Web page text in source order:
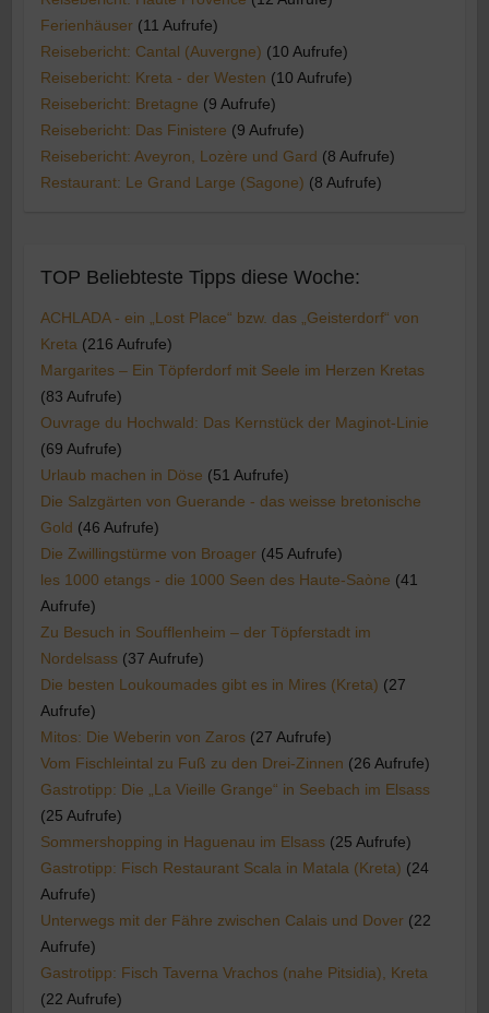
Ferienhäuser (11 Aufrufe)
Reisebericht: Cantal (Auvergne) (10 Aufrufe)
Reisebericht: Kreta - der Westen (10 Aufrufe)
Reisebericht: Bretagne (9 Aufrufe)
Reisebericht: Das Finistere (9 Aufrufe)
Reisebericht: Aveyron, Lozère und Gard (8 Aufrufe)
Restaurant: Le Grand Large (Sagone) (8 Aufrufe)
TOP Beliebteste Tipps diese Woche:
ACHLADA - ein „Lost Place“ bzw. das „Geisterdorf“ von
Kreta (216 Aufrufe)
Margarites – Ein Töpferdorf mit Seele im Herzen Kretas
(83 Aufrufe)
Ouvrage du Hochwald: Das Kernstück der Maginot-Linie
(69 Aufrufe)
Urlaub machen in Döse (51 Aufrufe)
Die Salzgärten von Guerande - das weisse bretonische
Gold (46 Aufrufe)
Die Zwillingstürme von Broager (45 Aufrufe)
les 1000 etangs - die 1000 Seen des Haute-Saòne (41
Aufrufe)
Zu Besuch in Soufflenheim – der Töpferstadt im
Nordelsass (37 Aufrufe)
Die besten Loukoumades gibt es in Mires (Kreta) (27
Aufrufe)
Mitos: Die Weberin von Zaros (27 Aufrufe)
Vom Fischleintal zu Fuß zu den Drei-Zinnen (26 Aufrufe)
Gastrotipp: Die „La Vieille Grange“ in Seebach im Elsass
(25 Aufrufe)
Sommershopping in Haguenau im Elsass (25 Aufrufe)
Gastrotipp: Fisch Restaurant Scala in Matala (Kreta) (24
Aufrufe)
Unterwegs mit der Fähre zwischen Calais und Dover (22
Aufrufe)
Gastrotipp: Fisch Taverna Vrachos (nahe Pitsidia), Kreta
(22 Aufrufe)